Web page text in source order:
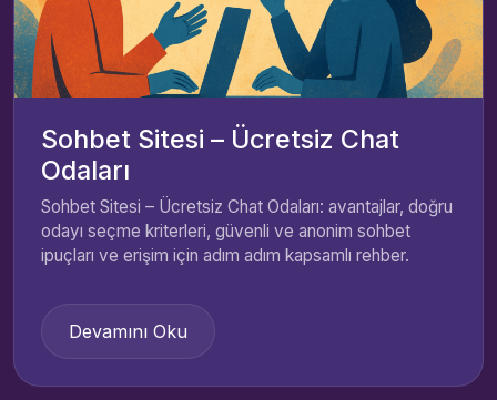
Sohbet Sitesi – Ücretsiz Chat
Odaları
Sohbet Sitesi – Ücretsiz Chat Odaları: avantajlar, doğru
odayı seçme kriterleri, güvenli ve anonim sohbet
ipuçları ve erişim için adım adım kapsamlı rehber.
Devamını Oku